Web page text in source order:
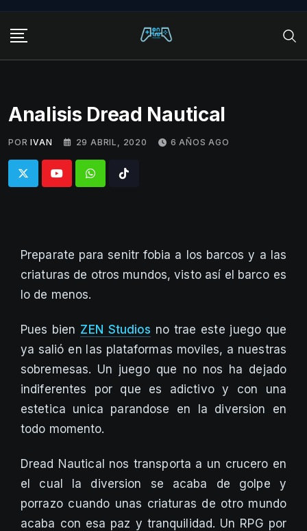
content
Analisis Dread Nautical
POR IVAN 29 ABRIL, 2020 6 AÑOS AGO
WhatsappTiktok
Preparate para senitr fobia a los barcos y a las
criaturas de otros mundos, visto así el barco es
lo de menos.
Pues bien ZEN Studios no trae este juego que
ya salió en las plataformas moviles, a nuestras
sobremesas. Un juego que no nos ha dejado
indiferentes por que es adictivo y con una
estetica unica parandose en la diversion en
todo momento.
Dread Nautical nos transporta a un crucero en
el cual la diversion se acaba de golpe y
porrazo cuando unas criaturas de otro mundo
acaba con esa paz y tranquilidad. Un RPG por